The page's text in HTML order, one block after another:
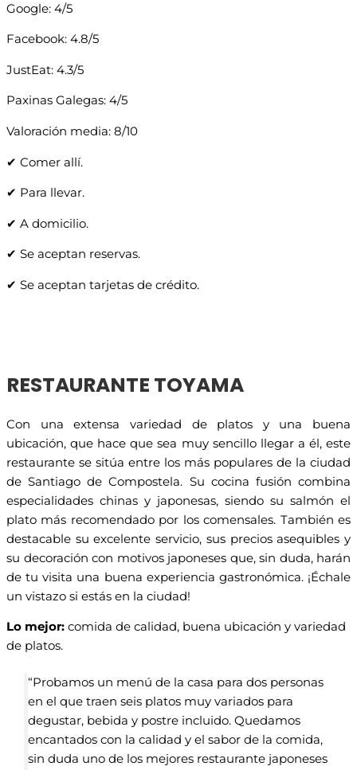
Google: 4/5
Facebook: 4.8/5
JustEat: 4.3/5
Paxinas Galegas: 4/5
Valoración media: 8/10
✔ Comer allí.
✔ Para llevar.
✔ A domicilio.
✔ Se aceptan reservas.
✔ Se aceptan tarjetas de crédito.
RESTAURANTE TOYAMA
Con una extensa variedad de platos y una buena
ubicación, que hace que sea muy sencillo llegar a él, este
restaurante se sitúa entre los más populares de la ciudad
de Santiago de Compostela. Su cocina fusión combina
especialidades chinas y japonesas, siendo su salmón el
plato más recomendado por los comensales. También es
destacable su excelente servicio, sus precios asequibles y
su decoración con motivos japoneses que, sin duda, harán
de tu visita una buena experiencia gastronómica. ¡Échale
un vistazo si estás en la ciudad!
Lo mejor: comida de calidad, buena ubicación y variedad
de platos.
“Probamos un menú de la casa para dos personas
en el que traen seis platos muy variados para
degustar, bebida y postre incluido. Quedamos
encantados con la calidad y el sabor de la comida,
sin duda uno de los mejores restaurante japoneses